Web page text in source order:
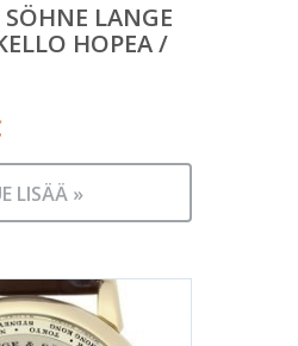
LANGE
HOPEA /
LISÄÄ »